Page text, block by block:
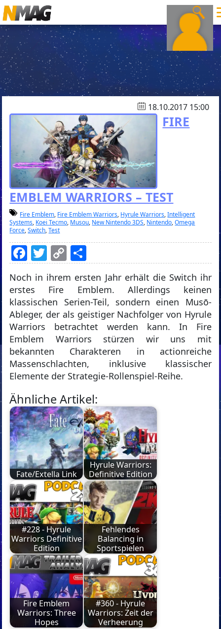
18.10.2017 15:00
FIRE
EMBLEM WARRIORS – TEST
Fire Emblem, Fire Emblem Warriors, Hyrule Warriors,Intelligent
Systems, Koei Tecmo, Musou, New Nintendo 3DS, Nintendo,Omega
Force,Switch,Test
Facebook
Twitter
Copy
Link
Noch in ihrem ersten Jahr erhält die Switch ihr
erstes Fire Emblem. Allerdings keinen
klassischen Serien-Teil, sondern einen Musō-
Ableger, der als geistiger Nachfolger von Hyrule
Warriors betrachtet werden kann. In Fire
Emblem Warriors stürzen wir uns mit
bekannten Charakteren in actionreiche
Massenschlachten, inklusive klassischer
Elemente der Strategie-Rollenspiel-Reihe.
Ähnliche Artikel:
Fate/Extella Link
Hyrule Warriors:
Definitive Edition
#228 - Hyrule
Warriors Definitive
Edition
Fehlendes
Balancing in
Sportspielen
Fire Emblem
Warriors: Three
Hopes
#360 - Hyrule
Warriors: Zeit der
Verheerung